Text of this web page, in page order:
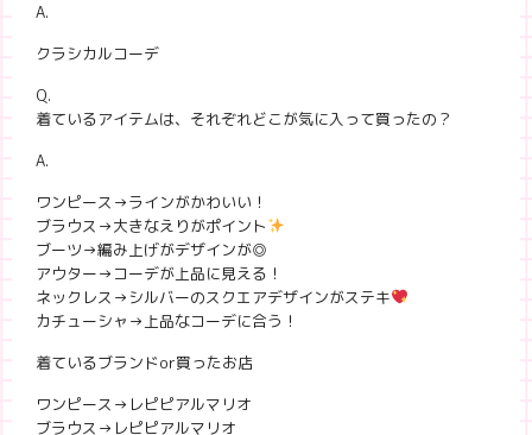
A.
クラシカルコーデ
Q.
着ているアイテムは、それぞれどこが気に入って買ったの？
A.
ワンピース→ラインがかわいい！
ブラウス→大きなえりがポイント
ブーツ→編み上げがデザインが◎
アウター→コーデが上品に見える！
ネックレス→シルバーのスクエアデザインがステキ
カチューシャ→上品なコーデに合う！
着ているブランドor買ったお店
ワンピース→レピピアルマリオ
ブラウス→レピピアルマリオ